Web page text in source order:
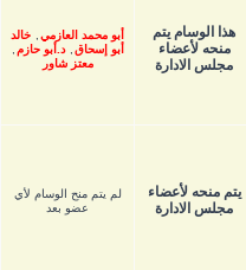
هذا الوسام يتم
منحه لأعضاء
مجلس الادارة
أبو محمد العازمي
خالد
أبو إسحاق
,د.أبو حازم
معتز شاور
يتم منحه لأعضاء
مجلس الادارة
لم يتم منح الوسام لأي
عضو بعد